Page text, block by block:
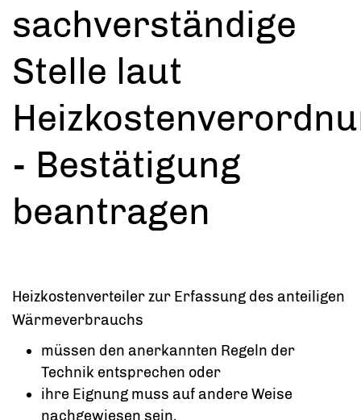
sachverständige
Stelle laut
- Bestätigung
beantragen
Heizkostenverteiler zur Erfassung des anteiligen
Wärmeverbrauchs
müssen den anerkannten Regeln der
Technik entsprechen oder
ihre Eignung muss auf andere Weise
nachgewiesen sein.